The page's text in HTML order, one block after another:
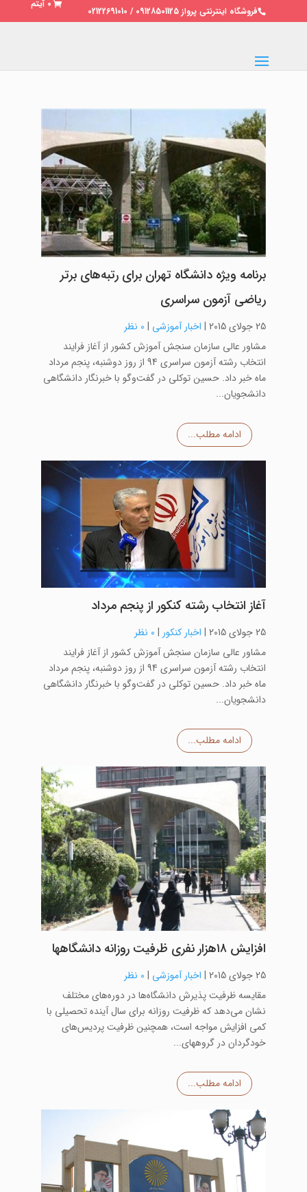
فروشگاه اینترنتی پرواز 09128501125 / 02122691010
0 آیتم
برنامه ویژه دانشگاه تهران برای رتبه‌های برتر
ریاضی آزمون سراسری
25 جولای 2015 | اخبار آموزشی | 0 نظر
مشاور عالی سازمان سنجش آموزش کشور از آغاز فرایند
انتخاب رشته‌ آزمون سراسری 94 از روز دوشنبه، پنجم مرداد
ماه خبر داد. حسین توکلی در گفت‌وگو با خبرنگار دانشگاهی
دانشجویان...
ادامه مطلب...
آغاز انتخاب رشته کنکور از پنجم مرداد
25 جولای 2015 | اخبار کنکور | 0 نظر
مشاور عالی سازمان سنجش آموزش کشور از آغاز فرایند
انتخاب رشته‌ آزمون سراسری 94 از روز دوشنبه، پنجم مرداد
ماه خبر داد. حسین توکلی در گفت‌وگو با خبرنگار دانشگاهی
دانشجویان...
ادامه مطلب...
افزایش ۱۸هزار نفری ظرفیت روزانه دانشگاهها
25 جولای 2015 | اخبار آموزشی | 0 نظر
مقایسه ظرفیت پذیرش دانشگاه‌ها در دوره‌های مختلف
نشان می‌دهد که ظرفیت روزانه برای سال آینده تحصیلی با
کمی افزایش مواجه است، همچنین ظرفیت پردیس‌های
خودگردان در گروههای...
ادامه مطلب...